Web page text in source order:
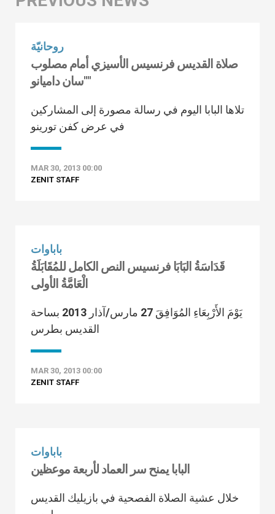
روحانيّة
صلاة القديس فرنسيس الأسيزي أمام مصلوب
"سان داميانو"
تلاها البابا اليوم في رسالة مصورة إلى المشاركين
في عرض كفن تورينو
MAR 30, 2013 00:00
ZENIT STAFF
باباوات
قَدَاسَةُ البَابَا فرنسيس النص الكامل للمُقَابَلَةُ
الْعَامَّةُ الأولى
يَوْمَ الأَرْبِعَاءِ المُوَافِقَ 27 مارس/آذار 2013 بساحة
القديس بطرس
MAR 30, 2013 00:00
ZENIT STAFF
باباوات
البابا يمنح سر العماد لأربعة موعظين
خلال عشية الصلاة الفصحية في بازيليك القديس